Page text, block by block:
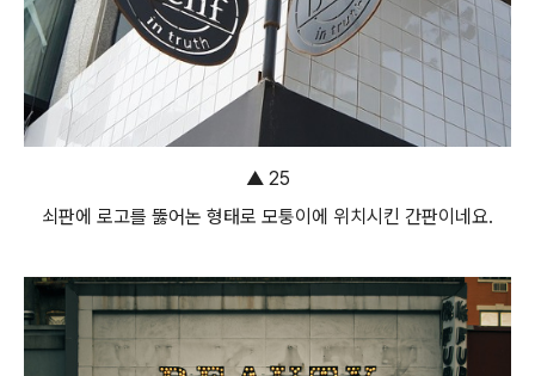
▲ 25
쇠판에 로고를 뚫어논 형태로 모퉁이에 위치시킨 간판이네요.